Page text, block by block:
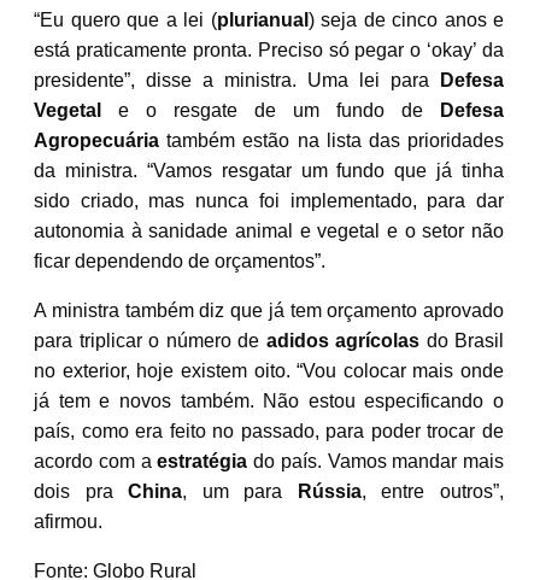
“Eu quero que a lei (plurianual ) seja de cinco anos e
está praticamente pronta. Preciso só pegar o ‘okay’ da
presidente”, disse a ministra. Uma lei para
Defesa
Vegetal
e o resgate de um fundo de
Defesa
Agropecuária também estão na lista das prioridades
da ministra. “Vamos resgatar um fundo que já tinha
sido criado, mas nunca foi implementado, para dar
autonomia à sanidade animal e vegetal e o setor não
ficar dependendo de orçamentos”.
A ministra também diz que já tem orçamento aprovado
para triplicar o número de adidos agrícolas do Brasil
no exterior, hoje existem oito. “Vou colocar mais onde
já tem e novos também. Não estou especificando o
país, como era feito no passado, para poder trocar de
acordo com aestratégia do país. Vamos mandar mais
dois praChina, um para Rússia, entre outros”,
afirmou.
Fonte: Globo Rural